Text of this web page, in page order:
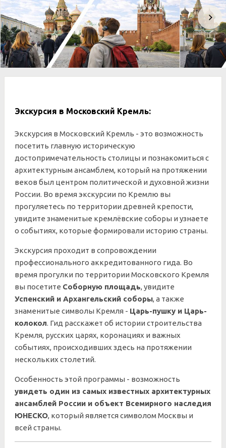
Экскурсия в Московский Кремль:
Экскурсия в Московский Кремль - это возможность
посетить главную историческую
достопримечательность столицы и познакомиться с
архитектурным ансамблем, который на протяжении
веков был центром политической и духовной жизни
России. Во время экскурсии по Кремлю вы
прогуляетесь по территории древней крепости,
увидите знаменитые кремлёвские соборы и узнаете
о событиях, которые формировали историю страны.
Экскурсия проходит в сопровождении
профессионального аккредитованного гида. Во
время прогулки по территории Московского Кремля
вы посетите Соборную площадь, увидите
Успенский и Архангельский соборы, а также
знаменитые символы Кремля - Царь-пушку и Царь-
колокол. Гид расскажет об истории строительства
Кремля, русских царях, коронациях и важных
событиях, происходивших здесь на протяжении
нескольких столетий.
Особенность этой программы - возможность
увидеть один из самых известных архитектурных
ансамблей России и объект Всемирного наследия
ЮНЕСКО, который является символом Москвы и
всей страны.